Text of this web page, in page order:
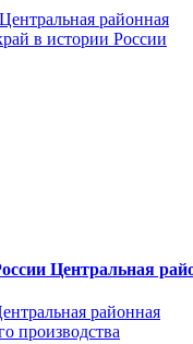
Центральная районная
Центральная
районная